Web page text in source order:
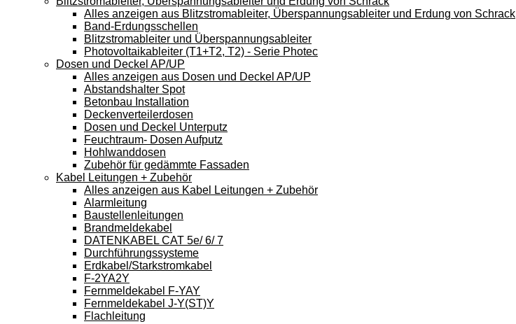
Alles anzeigen aus Blitzstromableiter, Überspannungsableiter und Erdung von Schrack
Band-Erdungsschellen
Blitzstromableiter und Überspannungsableiter
Photovoltaikableiter (T1+T2, T2) - Serie Photec
Dosen und Deckel AP/UP
Alles anzeigen aus Dosen und Deckel AP/UP
Abstandshalter Spot
Betonbau Installation
Deckenverteilerdosen
Dosen und Deckel Unterputz
Feuchtraum- Dosen Aufputz
Hohlwanddosen
Zubehör für gedämmte Fassaden
Kabel Leitungen + Zubehör
Alles anzeigen aus Kabel Leitungen + Zubehör
Alarmleitung
Baustellenleitungen
Brandmeldekabel
DATENKABEL CAT 5e/ 6/ 7
Durchführungssysteme
Erdkabel/Starkstromkabel
F-2YA2Y
Fernmeldekabel F-YAY
Fernmeldekabel J-Y(ST)Y
Flachleitung